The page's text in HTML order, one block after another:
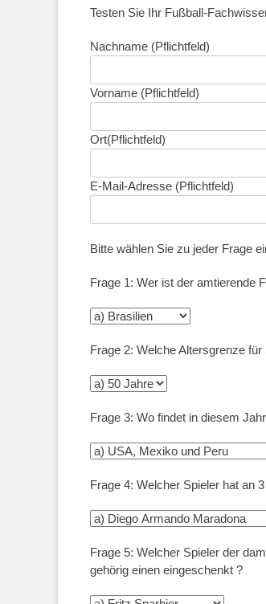
Testen Sie Ihr Fußball-
Nachname (Pflichtfeld)
Vorname (Pflichtfeld)
Ort(Pflichtfeld)
E-Mail-Adresse (Pflichtfeld)
Bitte wählen Sie zu jeder Frage
Frage 1: Wer ist der amtierende
Frage 2: Welche Altersgrenze
Frage 3: Wo findet in diesem
Frage 4: Welcher Spieler hat an
Frage 5: Welcher Spieler der
gehörig einen eingeschenkt ?